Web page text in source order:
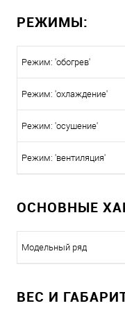
РЕЖИМЫ:
Режим: 'обогрев'
Режим: 'охлаждение'
Режим: 'осушение'
Режим: 'вентиляция'
ОСНОВНЫЕ
Модельный ряд
ВЕС И